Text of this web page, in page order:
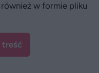
w formie pliku
treść